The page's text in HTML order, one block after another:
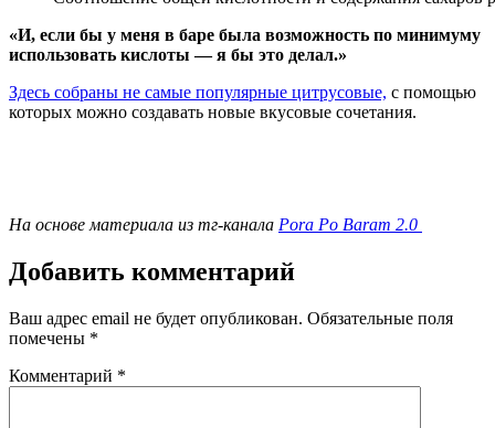
«И, если бы у меня в баре была возможность по минимуму
использовать кислоты — я бы это делал.»
Здесь собраны не самые популярные цитрусовые, с помощью
которых можно создавать новые вкусовые сочетания.
На основе материала из тг-канала Pora Po Baram 2.0
Добавить комментарий
Ваш адрес email не будет опубликован. Обязательные поля
помечены *
Комментарий *